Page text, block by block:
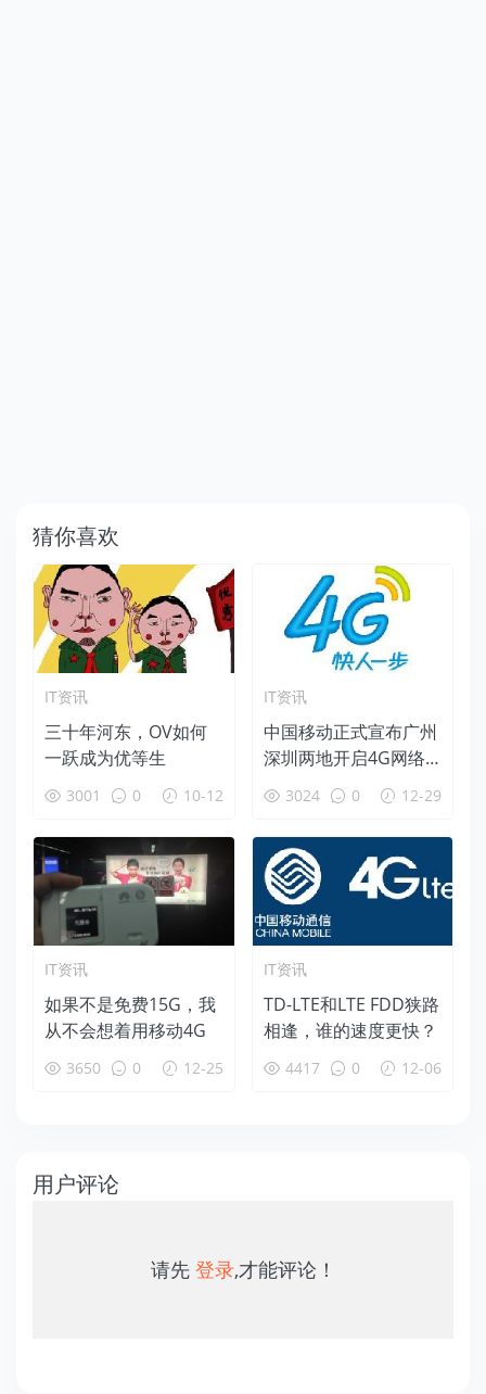
猜你喜欢
IT资讯
三十年河东，OV如何
一跃成为优等生
3001 0 10-12
IT资讯
中国移动正式宣布广州
深圳两地开启4G网络
正式商用
3024 0 12-29
IT资讯
如果不是免费15G，我
从不会想着用移动4G
3650 0 12-25
IT资讯
TD-LTE和LTE FDD狭路
相逢，谁的速度更快？
4417 0 12-06
用户评论
请先 登录,才能评论！